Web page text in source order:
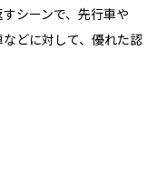
シーンで、先行車や
どに対して、優れた認